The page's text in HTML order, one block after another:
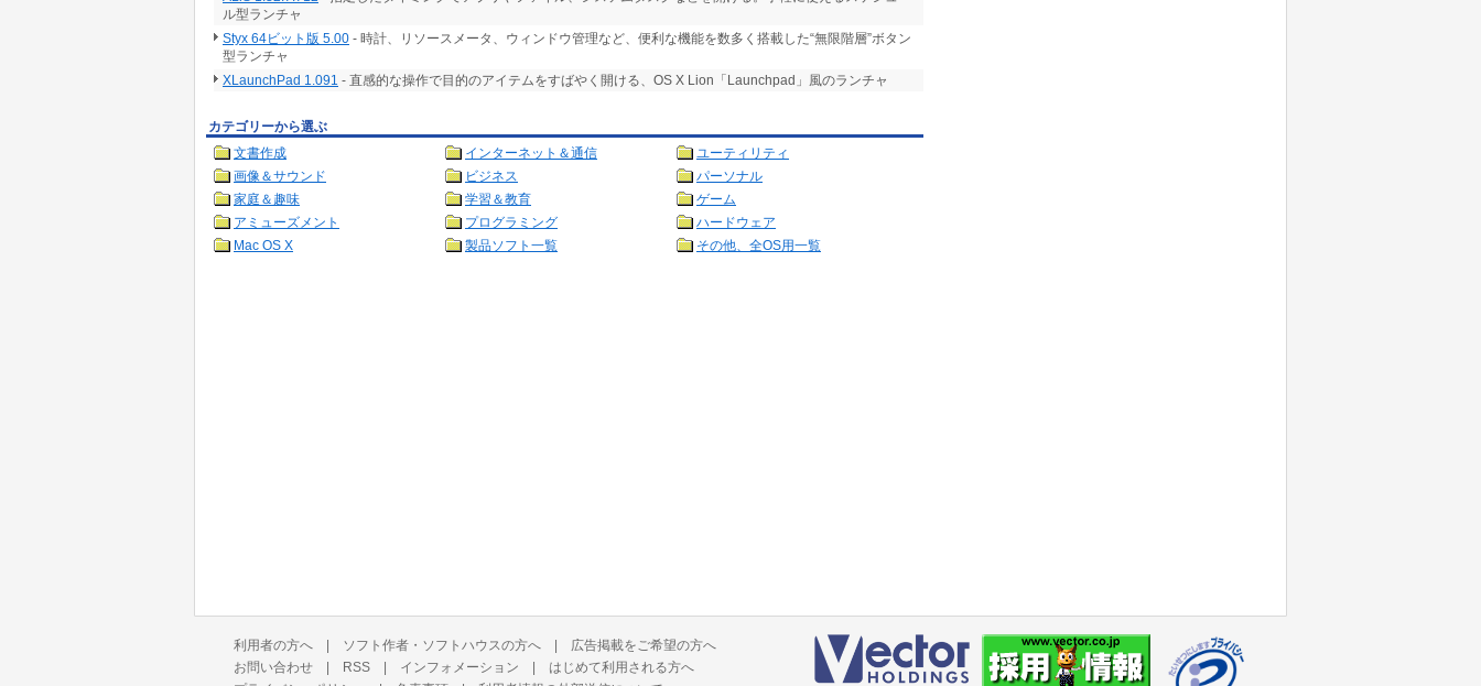
ル型ランチャ
Styx 64ビット版 5.00 - 時計、リソースメータ、ウィンドウ管理など、便利な機能を数多く搭載した“無限階層”ボタン
型ランチャ
XLaunchPad 1.091 - 直感的な操作で目的のアイテムをすばやく開ける、OS X Lion「Launchpad」風のランチャ
カテゴリーから選ぶ
文書作成
インターネット＆通信
ユーティリティ
画像＆サウンド
ビジネス
パーソナル
家庭＆趣味
学習＆教育
ゲーム
アミューズメント
プログラミング
ハードウェア
Mac OS X
製品ソフト一覧 その他、全OS用一覧
利用者の方へ | ソフト作者・ソフトハウスの方へ | 広告掲載をご希望の方へ
お問い合わせ | RSS | インフォメーション | はじめて利用される方へ